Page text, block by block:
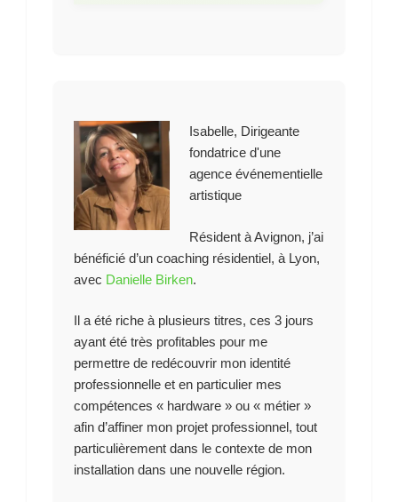
Isabelle, Dirigeante
fondatrice d'une
agence événementielle
artistique
Résident à Avignon, j’ai
bénéficié d’un coaching résidentiel, à Lyon,
avec Danielle Birken.
Il a été riche à plusieurs titres, ces 3 jours
ayant été très profitables pour me
permettre de redécouvrir mon identité
professionnelle et en particulier mes
compétences « hardware » ou « métier »
afin d’affiner mon projet professionnel, tout
particulièrement dans le contexte de mon
installation dans une nouvelle région.